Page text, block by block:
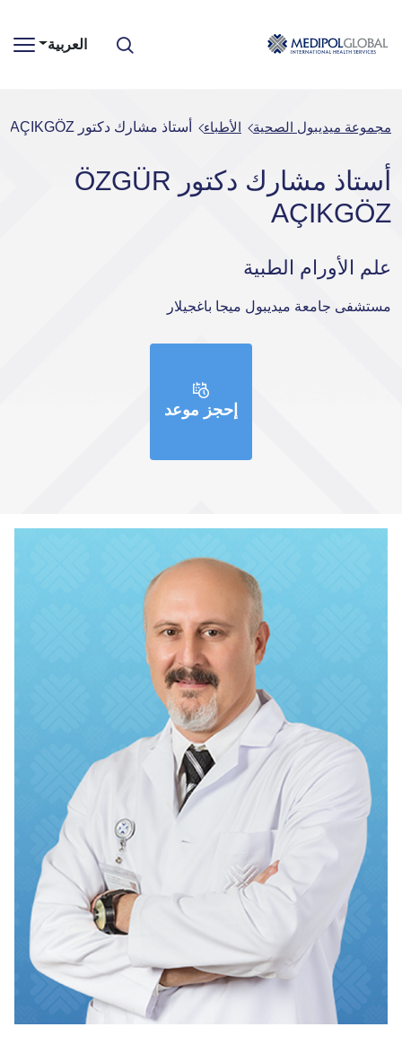
العربية
مجموعة ميديبول الصحية الأطباء أستاذ مشارك دكتور ÖZGÜR AÇIKGÖZ
أستاذ مشارك دكتور ÖZGÜR
AÇIKGÖZ
علم الأورام الطبية
مستشفى جامعة ميديبول ميجا باغجيلار
إحجز موعد